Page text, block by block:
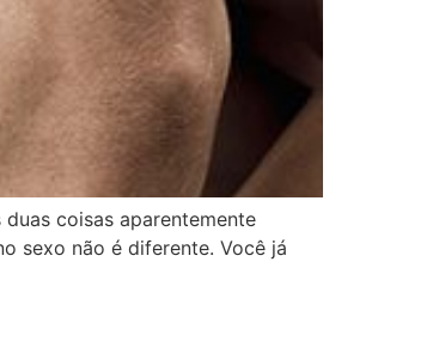
coisas aparentemente
sexo não é diferente. Você já